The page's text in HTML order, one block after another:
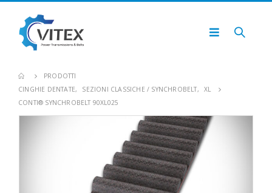
PRODOTTI
CINGHIE DENTATE, SEZIONI CLASSICHE / SYNCHROBELT,
XL
CONTI® SYNCHROBELT 90XL025